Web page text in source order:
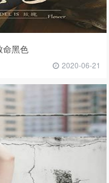
命黑色
2020-06-21